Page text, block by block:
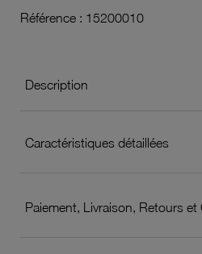
Référence : 15200010
Description
Caractéristiques détaillées
Paiement, Livraison, Retours et